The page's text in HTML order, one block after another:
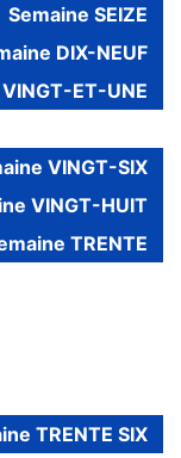
Semaine SEIZE
DIX-NEUF
ET-UNE
VINGT-SIX
VINGT-HUIT
TRENTE
TRENTE SIX